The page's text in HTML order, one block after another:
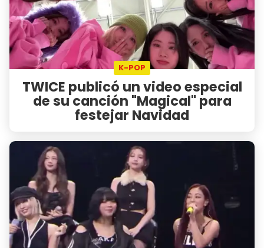
K-POP
TWICE publicó un video especial
de su canción "Magical" para
festejar Navidad